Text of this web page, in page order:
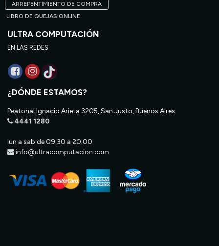
ARREPENTIMIENTO DE COMPRA
LIBRO DE QUEJAS ONLINE
ULTRA COMPUTACIÓN
EN LAS REDES
¿DÓNDE ESTAMOS?
Peatonal Ignacio Arieta 3205, San Justo, Buenos Aires
4441 1280
lun a sab de 09:30 a 20:00
info@ultracomputacion.com